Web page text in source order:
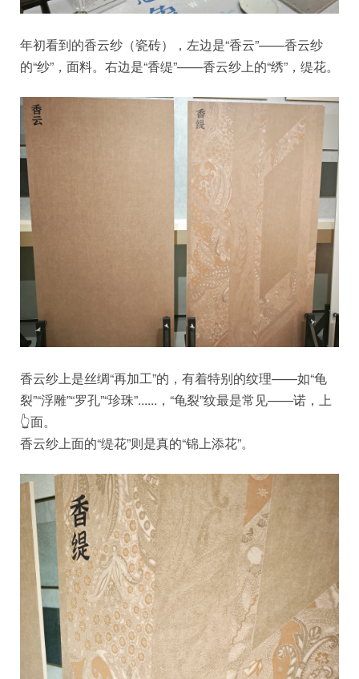
年初看到的香云纱（瓷砖），左边是“香云”——香云纱
的“纱”，面料。右边是“香缇”——香云纱上的“绣”，缇花。
香云纱上是丝绸“再加工”的，有着特别的纹理——如“龟
裂”“浮雕”“罗孔”“珍珠”......，“龟裂”纹最是常见——诺，上
👆面。
香云纱上面的“缇花”则是真的“锦上添花”。